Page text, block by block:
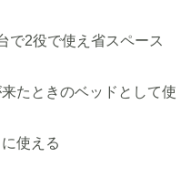
で2役で使え省スペース
たときのベッドとして使
使える